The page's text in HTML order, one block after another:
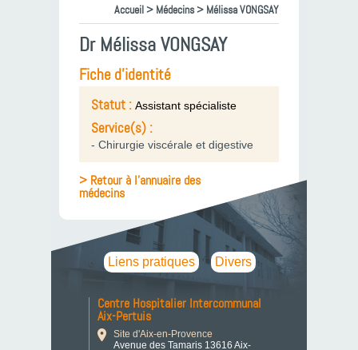
Accueil> Médecins> Mélissa VONGSAY
Dr Mélissa VONGSAY
Fiche d'identité
Statut : Assistant spécialiste
Service(s) :
- Chirurgie viscérale et digestive
> Retour à l'annuaire des
médecins
Liens pratiques Divers
Centre Hospitalier Intercommunal
Aix-Pertuis
Site d'Aix-en-Provence
Avenue des Tamaris 13616 Aix-